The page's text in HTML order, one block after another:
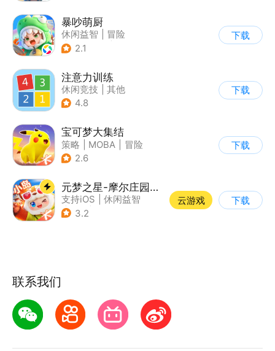
暴吵萌厨
休闲益智
冒险
| 派对游戏
2.1
下载
注意力训练
休闲竞技
其他
4.8
下载
宝可梦大集结
策略 MOBA
冒险
| 精灵宝可梦
2.6
下载
元梦之星-摩尔庄园联动
支持iOS
休闲益智
| PvP
3.2
云游戏 下载
联系我们